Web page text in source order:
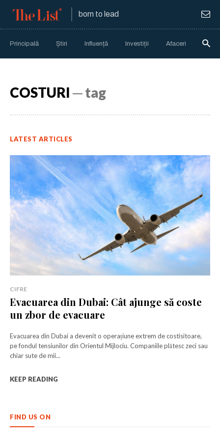
born to lead
Principală Știri Influență Investiții Afaceri
COSTURI ─ tag
LATEST ARTICLES
CIFRE
Evacuarea din Dubai: Cât ajunge să coste
un zbor de evacuare
Evacuarea din Dubai a devenit o operațiune extrem de costisitoare,
pe fondul tensiunilor din Orientul Mijlociu. Companiile plătesc zeci sau
chiar sute de mii...
KEEP READING
FIND US ON